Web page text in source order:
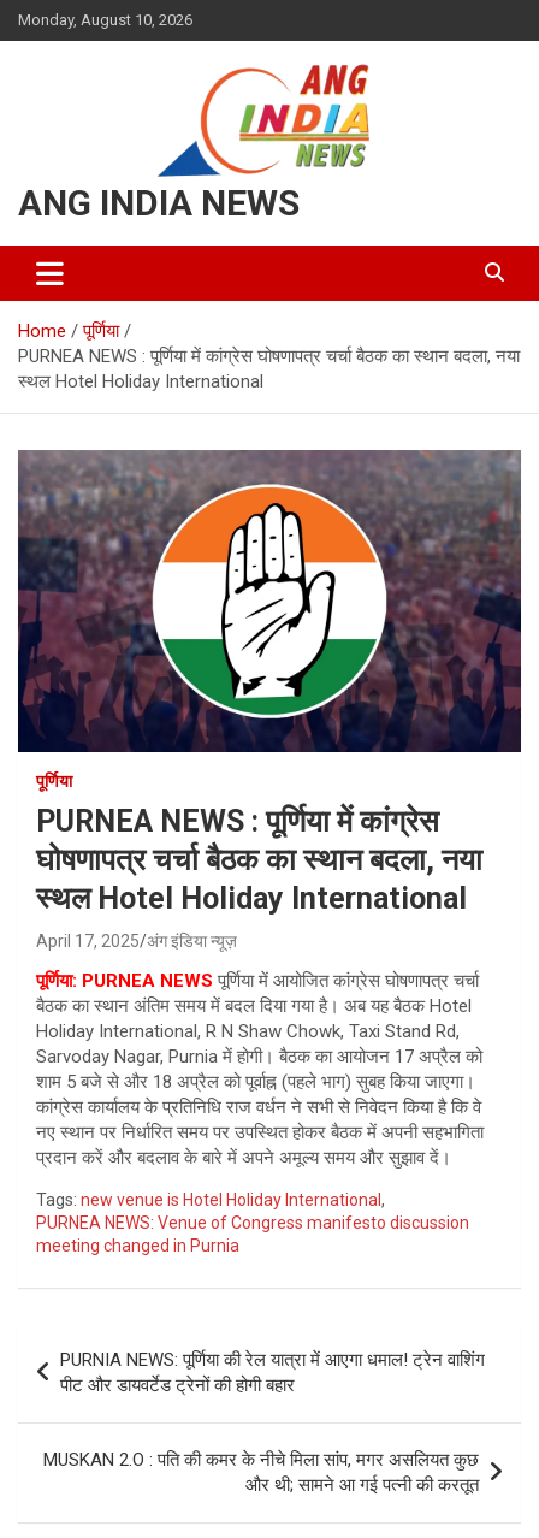
Skip
to
Monday, August 10, 2026
ANG INDIA NEWS
Home
पूर्णिया
PURNEA NEWS : पूर्णिया में कांग्रेस घोषणापत्र चर्चा बैठक का स्थान बदला, नया
स्थल Hotel Holiday International
पूर्णिया
PURNEA NEWS : पूर्णिया में कांग्रेस
घोषणापत्र चर्चा बैठक का स्थान बदला, नया
स्थल Hotel Holiday International
April 17, 2025 अंग इंडिया न्यूज़
पूर्णिया: PURNEA NEWS पूर्णिया में आयोजित कांग्रेस घोषणापत्र चर्चा
बैठक का स्थान अंतिम समय में बदल दिया गया है। अब यह बैठक Hotel
Holiday International, R N Shaw Chowk, Taxi Stand Rd,
Sarvoday Nagar, Purnia में होगी। बैठक का आयोजन 17 अप्रैल को
शाम 5 बजे से और 18 अप्रैल को पूर्वाह्न (पहले भाग) सुबह किया जाएगा।
कांग्रेस कार्यालय के प्रतिनिधि राज वर्धन ने सभी से निवेदन किया है कि वे
नए स्थान पर निर्धारित समय पर उपस्थित होकर बैठक में अपनी सहभागिता
प्रदान करें और बदलाव के बारे में अपने अमूल्य समय और सुझाव दें।
Tags: new venue is Hotel Holiday International ,
PURNEA NEWS: Venue of Congress manifesto discussion
meeting changed in Purnia
navigation
PURNIA NEWS: पूर्णिया की रेल यात्रा में आएगा धमाल! ट्रेन वाशिंग
पीट और डायवर्टेड ट्रेनों की होगी बहार
MUSKAN 2.O : पति की कमर के नीचे मिला सांप, मगर असलियत कुछ
और थी; सामने आ गई पत्नी की करतूत